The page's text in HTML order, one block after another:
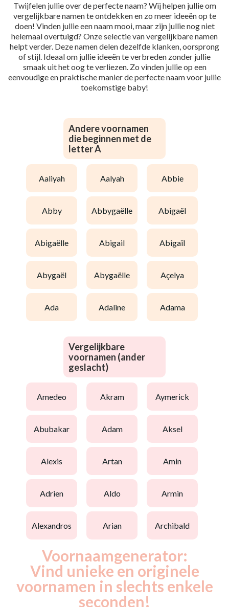
Twijfelen jullie over de perfecte naam? Wij helpen jullie om
vergelijkbare namen te ontdekken en zo meer ideeën op te
doen! Vinden jullie een naam mooi, maar zijn jullie nog niet
helemaal overtuigd? Onze selectie van vergelijkbare namen
helpt verder. Deze namen delen dezelfde klanken, oorsprong
of stijl. Ideaal om jullie ideeën te verbreden zonder jullie
smaak uit het oog te verliezen. Zo vinden jullie op een
eenvoudige en praktische manier de perfecte naam voor jullie
toekomstige baby!
Andere voornamen
die beginnen met de
letter A
aaliyah aalyah abbie
abby abbygaëlle abigaël
abigaëlle abigail abigaïl
abygaël abygaëlle açelya
ada adaline adama
Vergelijkbare
voornamen (ander
geslacht)
amedeo akram aymerick
abubakar adam aksel
alexis artan amin
adrien aldo armin
alexandros arian archibald
Voornaamgenerator:
Vind unieke en originele
voornamen in slechts enkele
seconden!